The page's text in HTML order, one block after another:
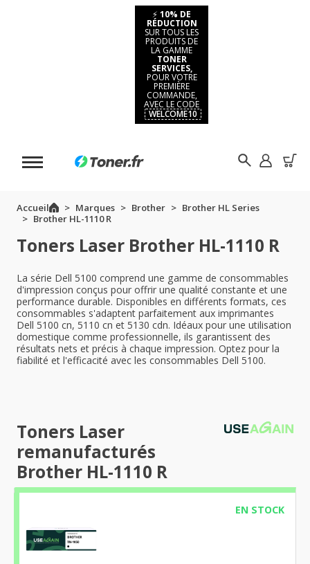
⚡ 10% DE
RÉDUCTION
SUR TOUS LES
PRODUITS DE
LA GAMME
TONER
SERVICES,
POUR VOTRE
PREMIÈRE
COMMANDE,
AVEC LE CODE
WELCOME10
Accueil Marques Brother
Brother HL Series
Brother HL-1110 R
Toners Laser Brother HL-1110 R
La série Dell 5100 comprend une gamme de consommables
d'impression conçus pour offrir une qualité constante et une
performance durable. Disponibles en différents formats, ces
consommables s'adaptent parfaitement aux imprimantes
Dell 5100 cn, 5110 cn et 5130 cdn. Idéaux pour une utilisation
domestique comme professionnelle, ils garantissent des
résultats nets et précis à chaque impression. Optez pour la
fiabilité et l'efficacité avec les consommables Dell 5100.
Toners Laser
remanufacturés
Brother HL-1110 R
EN STOCK